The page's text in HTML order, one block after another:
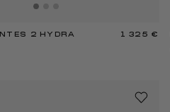
2 HYDRA 1 325 €